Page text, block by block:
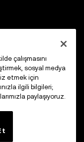
çalışmasını
sosyal medya
etmek için
ilgili bilgileri;
paylaşıyoruz.